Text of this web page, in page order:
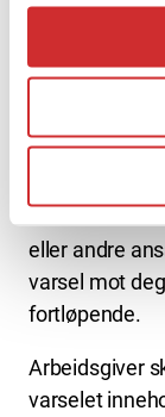
Jeg har
Den som det
utløses ved
ansatt krav
eller andre
varsel mot
fortløpende.
Arbeidsgiver
varselet